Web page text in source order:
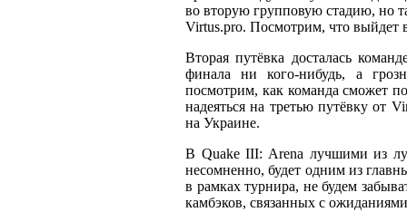
во вторую групповую стадию, но
Virtus.pro. Посмотрим, что выйдет
Вторая путёвка досталась
финала ни кого-нибудь, а
посмотрим, как команда сможет
надеяться на третью путёвку от
на Украине.
В Quake III: Arena лучшими из
несомненно, будет одним из
в рамках турнира, не будем
камбэков, связанных с